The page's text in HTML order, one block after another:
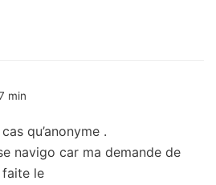
min
qu’anonyme .
navigo car ma demande de
faite le